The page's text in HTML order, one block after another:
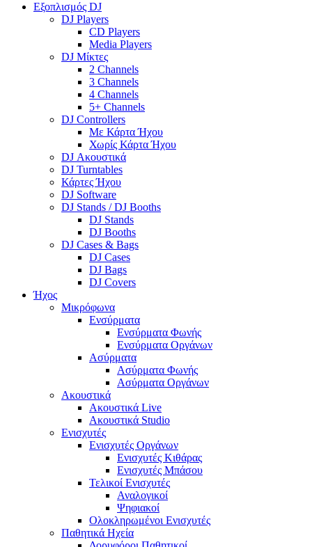
Εξοπλισμός DJ
DJ Players
CD Players
Media Players
DJ Μίκτες
2 Channels
3 Channels
4 Channels
5+ Channels
DJ Controllers
Με Κάρτα Ήχου
Χωρίς Κάρτα Ήχου
DJ Ακουστικά
DJ Turntables
Κάρτες Ήχου
DJ Software
DJ Stands / DJ Booths
DJ Stands
DJ Booths
DJ Cases & Bags
DJ Cases
DJ Bags
DJ Covers
Ήχος
Μικρόφωνα
Ενσύρματα
Ενσύρματα Φωνής
Ενσύρματα Οργάνων
Ασύρματα
Ασύρματα Φωνής
Ασύρματα Οργάνων
Ακουστικά
Ακουστικά Live
Ακουστικά Studio
Ενισχυτές
Ενισχυτές Οργάνων
Ενισχυτές Κιθάρας
Ενισχυτές Μπάσου
Τελικοί Ενισχυτές
Αναλογικοί
Ψηφιακοί
Ολοκληρωμένοι Ενισχυτές
Παθητικά Ηχεία